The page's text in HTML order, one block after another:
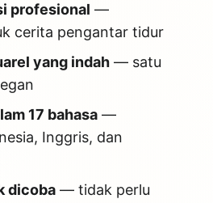
profesional —
cerita pengantar tidur
yang indah— satu
17 bahasa—
Inggris, dan
dicoba— tidak perlu